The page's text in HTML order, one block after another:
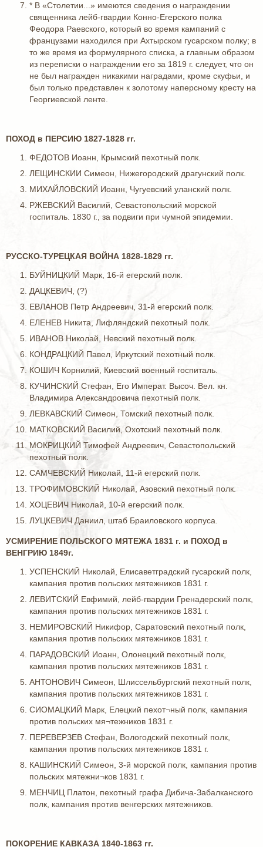
* В «Столетии...» имеются сведения о награждении
священника лейб-гвардии Конно-Егерского полка
Феодора Раевского, который во время кампаний с
французами находился при Ахтырском гусарском полку; в
то же время из формулярного списка, а главным образом
из переписки о награждении его за 1819 г. следует, что он
не был награжден никакими наградами, кроме скуфьи, и
был только представлен к золотому наперсному кресту на
Георгиевской ленте.
ПОХОД в ПЕРСИЮ 1827-1828 гг.
ФЕДОТОВ Иоанн, Крымский пехотный полк.
ЛЕЩИНСКИИ Симеон, Нижегородский драгунский полк.
МИХАЙЛОВСКИЙ Иоанн, Чугуевский уланский полк.
РЖЕВСКИЙ Василий, Севастопольский морской
госпиталь. 1830 г., за подвиги при чумной эпидемии.
РУССКО-ТУРЕЦКАЯ ВОЙНА 1828-1829 гг.
БУЙНИЦКИЙ Марк, 16-й егерский полк.
ДАЦКЕВИЧ, (?)
ЕВЛАНОВ Петр Андреевич, 31-й егерский полк.
ЕЛЕНЕВ Никита, Лифляндский пехотный полк.
ИВАНОВ Николай, Невский пехотный полк.
КОНДРАЦКИЙ Павел, Иркутский пехотный полк.
КОШИЧ Корнилий, Киевский военный госпиталь.
КУЧИНСКИЙ Стефан, Его Императ. Высоч. Вел. кн.
Владимира Александровича пехотный полк.
ЛЕВКАВСКИЙ Симеон, Томский пехотный полк.
МАТКОВСКИЙ Василий, Охотский пехотный полк.
МОКРИЦКИЙ Тимофей Андреевич, Севастопольский
пехотный полк.
САМЧЕВСКИЙ Николай, 11-й егерский полк.
ТРОФИМОВСКИЙ Николай, Азовский пехотный полк.
ХОЦЕВИЧ Николай, 10-й егерский полк.
ЛУЦКЕВИЧ Даниил, штаб Браиловского корпуса.
УСМИРЕНИЕ ПОЛЬСКОГО МЯТЕЖА 1831 г. и ПОХОД в
ВЕНГРИЮ 1849г.
УСПЕНСКИЙ Николай, Елисаветградский гусарский полк,
кампания против польских мятежников 1831 г.
ЛЕВИТСКИЙ Евфимий, лейб-гвардии Гренадерский полк,
кампания против польских мятежников 1831 г.
НЕМИРОВСКИЙ Никифор, Саратовский пехотный полк,
кампания против польских мятежников 1831 г.
ПАРАДОВСКИЙ Иоанн, Олонецкий пехотный полк,
кампания против польских мятежников 1831 г.
АНТОНОВИЧ Симеон, Шлиссельбургский пехотный полк,
кампания против польских мятежников 1831 г.
СИОМАЦКИЙ Марк, Елецкий пехот¬ный полк, кампания
против польских мя¬тежников 1831 г.
ПЕРЕВЕРЗЕВ Стефан, Вологодский пехотный полк,
кампания против польских мятежников 1831 г.
КАШИНСКИЙ Симеон, 3-й морской полк, кампания против
польских мятежни¬ков 1831 г.
МЕНЧИЦ Платон, пехотный графа Дибича-Забалканского
полк, кампания против венгерских мятежников.
ПОКОРЕНИЕ КАВКАЗА 1840-1863 гг.